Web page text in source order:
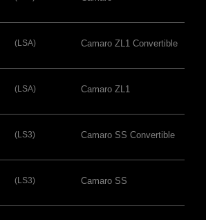
(LSA) Camaro ZL1 Convertible
(LSA) Camaro ZL1
(LS3) Camaro SS Convertible
(LS3) Camaro SS